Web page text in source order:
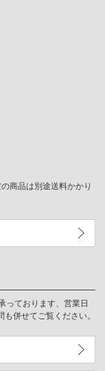
商品は別途送料かかり
っております、営業日
併せてご覧ください。